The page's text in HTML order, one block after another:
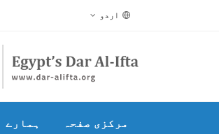
اردو
مرکزی صفحہ ہمارے